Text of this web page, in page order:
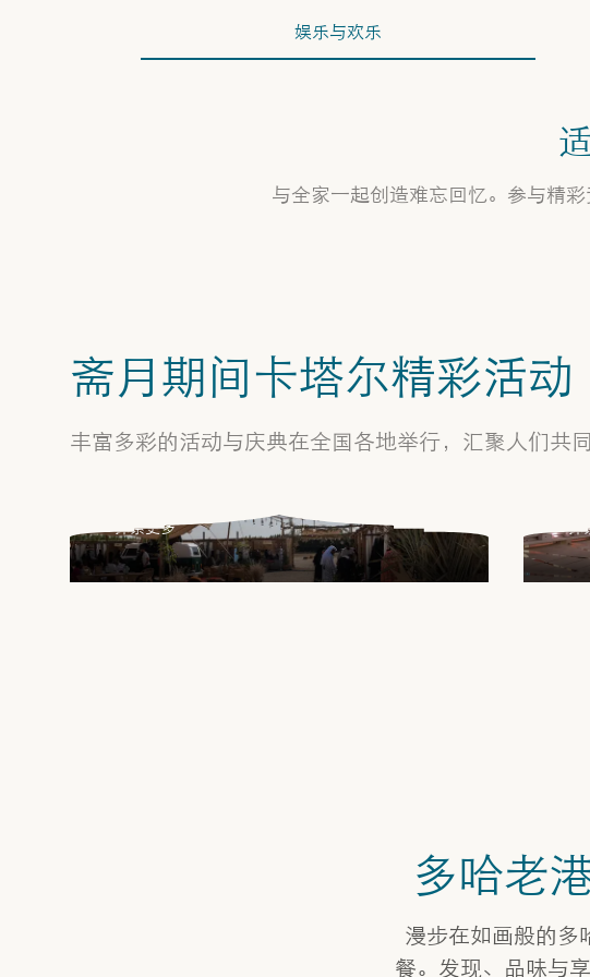
娱乐与欢乐
与全家一起创造难忘回忆。参与精
斋月期间卡塔尔精彩活动
丰富多彩的活动与庆典在全国各地举行，汇聚人们共
希纳特·萨尔玛集市
在Heenat Salma农场体验斋月的魔力。从
第一晚到最终庆典，农场化身为心灵圣
的滋养体验，庆祝传统、工艺与土地之
美。
探索更多
探
探
多哈老
漫步在如画般的多
餐。发现、品味与